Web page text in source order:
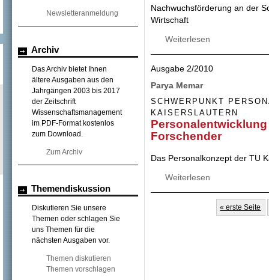
Newsletteranmeldung
Archiv
Das Archiv bietet Ihnen
ältere Ausgaben aus den
Jahrgängen 2003 bis 2017
der Zeitschrift
Wissenschaftsmanagement
im PDF-Format kostenlos
zum Download.
Zum Archiv
Themendiskussion
Diskutieren Sie unsere
Themen oder schlagen Sie
uns Themen für die
nächsten Ausgaben vor.
Themen diskutieren
Themen vorschlagen
Nachwuchsförderung an der
Wirtschaft
Weiterlesen
Ausgabe 2/2010
Parya Memar
SCHWERPUNKT
KAISERSLAUTERN
Forschender
Das Personalkonzept der TU
Weiterlesen
« erste Seite